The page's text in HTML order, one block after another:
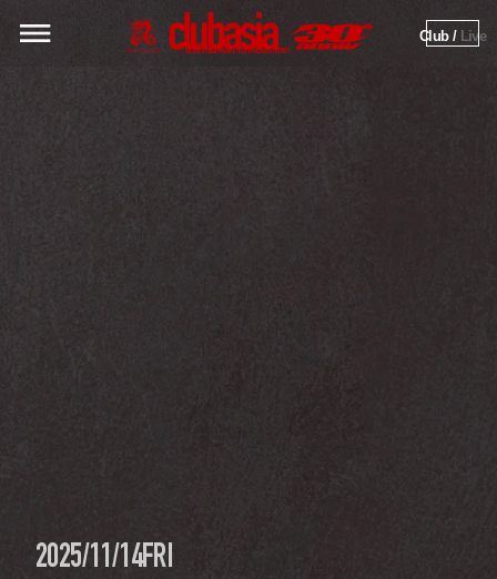
Club / Live
2025/11/14FRI